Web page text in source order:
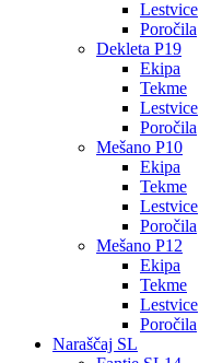
Lestvice
Poročila
Dekleta P19
Ekipa
Tekme
Lestvice
Poročila
Mešano P10
Ekipa
Tekme
Lestvice
Poročila
Mešano P12
Ekipa
Tekme
Lestvice
Poročila
Naraščaj SL